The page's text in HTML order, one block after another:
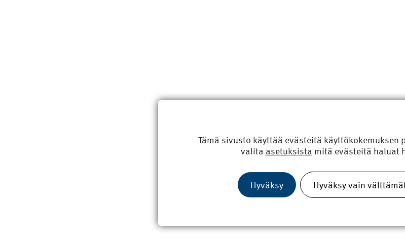
Tämä sivusto käyttää evästeitä käyttökokemuksen
valita asetuksista mitä evästeitä haluat
Hyväksy Hyväksy vain